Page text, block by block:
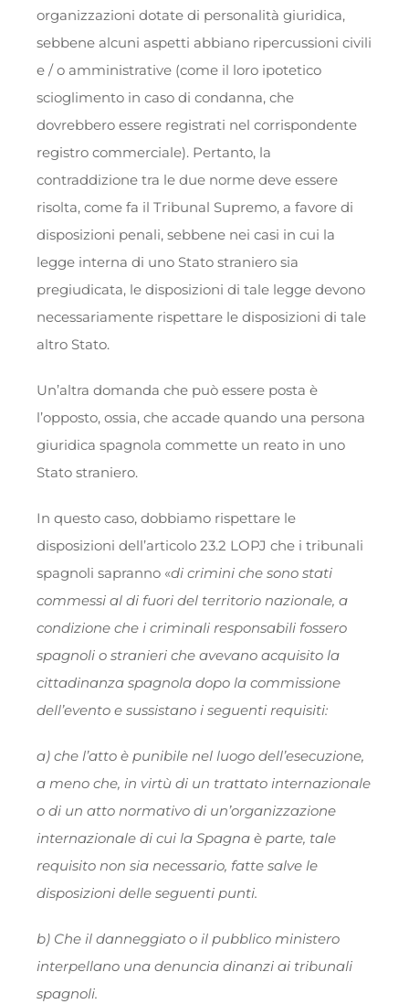
organizzazioni dotate di personalità giuridica,
sebbene alcuni aspetti abbiano ripercussioni civili
e / o amministrative (come il loro ipotetico
scioglimento in caso di condanna, che
dovrebbero essere registrati nel corrispondente
registro commerciale). Pertanto, la
contraddizione tra le due norme deve essere
risolta, come fa il Tribunal Supremo, a favore di
disposizioni penali, sebbene nei casi in cui la
legge interna di uno Stato straniero sia
pregiudicata, le disposizioni di tale legge devono
necessariamente rispettare le disposizioni di tale
altro Stato.
Un’altra domanda che può essere posta è
l’opposto, ossia, che accade quando una persona
giuridica spagnola commette un reato in uno
Stato straniero.
In questo caso, dobbiamo rispettare le
disposizioni dell’articolo 23.2 LOPJ che i tribunali
spagnoli sapranno «di crimini che sono stati
commessi al di fuori del territorio nazionale, a
condizione che i criminali responsabili fossero
spagnoli o stranieri che avevano acquisito la
cittadinanza spagnola dopo la commissione
dell’evento e sussistano i seguenti requisiti:
a) che l’atto è punibile nel luogo dell’esecuzione,
a meno che, in virtù di un trattato internazionale
o di un atto normativo di un’organizzazione
internazionale di cui la Spagna è parte, tale
requisito non sia necessario, fatte salve le
disposizioni delle seguenti punti.
b) Che il danneggiato o il pubblico ministero
interpellano una denuncia dinanzi ai tribunali
spagnoli.